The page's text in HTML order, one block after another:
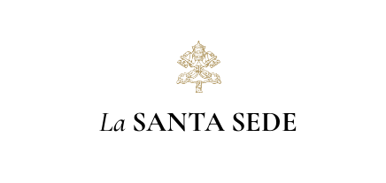
La SANTA SEDE